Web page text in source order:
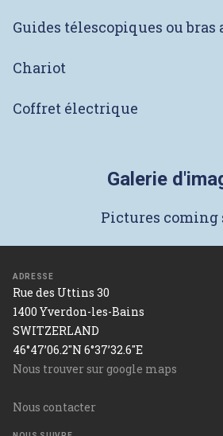
Guides télescopiques ou
Chariot
Coffret électrique
Galerie
Pictures coming
ADRESSE
Rue des Uttins 30
1400 Yverdon-les-Bains
SWITZERLAND
46°47’06.2"N 6°37’32.6"E
Nous trouver sur google maps
Nous contacter